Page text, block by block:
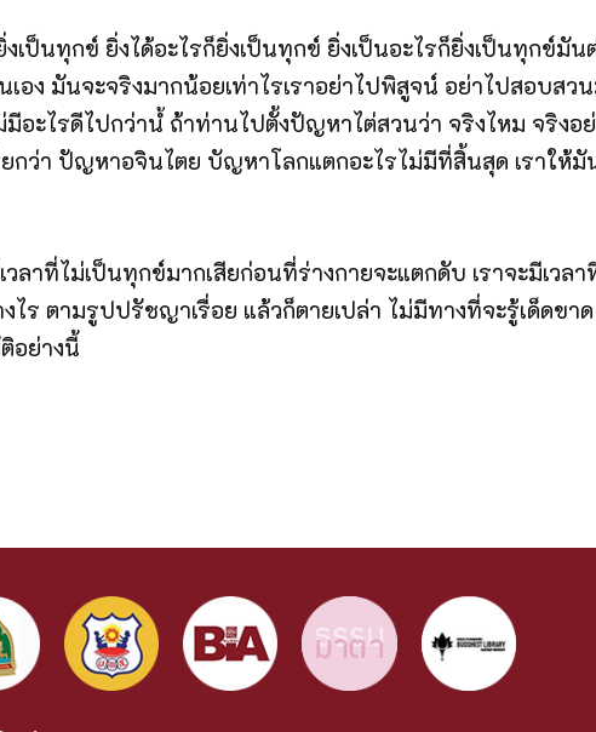
ป็นทุกข์ ยิ่งได้อะไรก็ยิ่งเป็นทุกข์ ยิ่งเป็นอะไรก็ยิ่งเป็นทุกข์มัน
ง มันจะจริงมากน้อยเท่าไรเราอย่าไปพิสูจน์ อย่าไปสอบสว
ะไรดีไปกว่านํ้ ถ้าท่านไปตั้งปัญหาไต่สวนว่า จริงไหม จริงอย่
กว่า ปัญหาอจินไตย บัญหาโลกแตกอะไรไม่มีที่สิ้นสุด เราให้
วลาที่ไม่เป็นทุกข์มากเสียก่อนที่ร่างกายจะแตกดับ เราจะมีเว
ร ตามรูปปรัชญาเรื่อย แล้วก็ตายเปล่า ไม่มีทางที่จะรู้เด็ดขา
อย่างนี้